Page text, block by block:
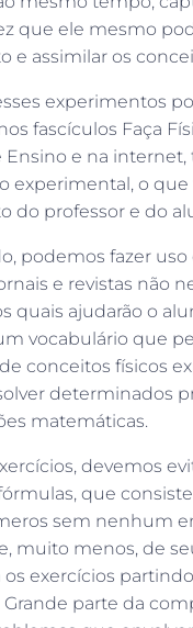
que ele mesmo
e assimilar os
experimentos
fascículos Faça
Ensino e na
experimental, o que
do professor e do
podemos fazer uso
e revistas não
quais ajudarão o
vocabulário que
conceitos físicos
determinados
matemáticas.
devemos
que
sem nenhum
muito menos, de
os exercícios
parte da